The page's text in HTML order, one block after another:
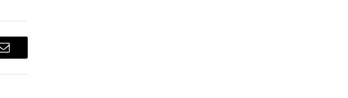
Email